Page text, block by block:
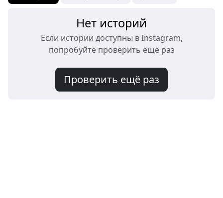
Нет историй
Если истории доступны в Instagram,
попробуйте проверить еще раз
Проверить ещё раз